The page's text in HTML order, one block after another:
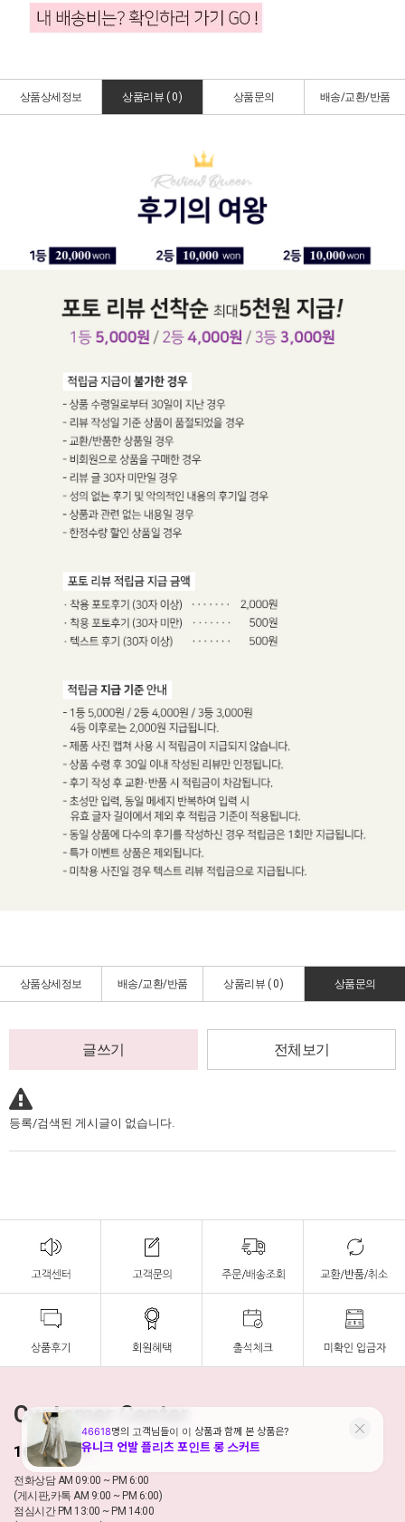
상품상세정보 상품리뷰 ( 0) 상품문의 배송/교환/반품
상품상세정보 배송/교환/반품 상품리뷰 ( 0) 상품문의
글쓰기 전체보기
등록/검색된 게시글이 없습니다.
Customer Center
1688-8177
전화상담 AM 09:00 ~ PM 6:00
(게시판,카톡 AM 9:00 ~ PM 6:00)
점심시간 PM 13:00 ~ PM 14:00